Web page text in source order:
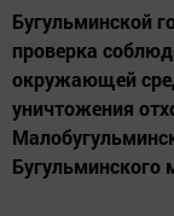
Бугульминской
проверка
окружающей
уничтожения
Бугульминского